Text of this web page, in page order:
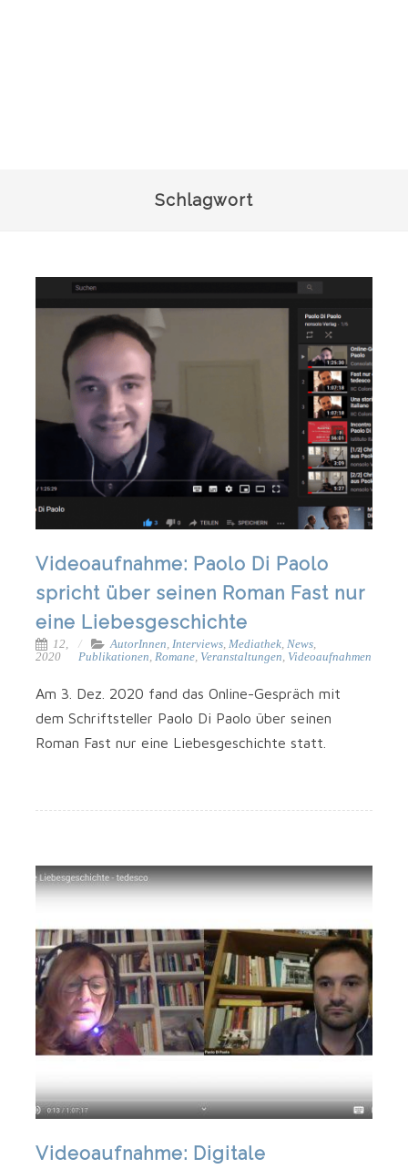
Schlagwort
Videoaufnahme: Paolo Di Paolo
spricht über seinen Roman Fast nur
eine Liebesgeschichte
12,
2020
AutorInnen, Interviews, Mediathek, News,
Publikationen, Romane, Veranstaltungen, Videoaufnahmen
Am 3. Dez. 2020 fand das Online-Gespräch mit
dem Schrift­stel­ler Pao­lo Di Pao­lo über sei­nen
Roman Fast nur eine Lie­bes­ge­schich­te statt.
Videoaufnahme: Digitale